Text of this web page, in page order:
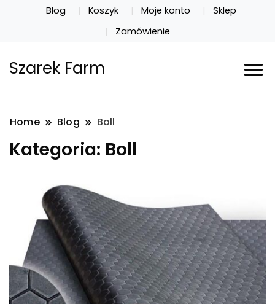
Blog Koszyk Moje konto
Sklep
Zamówienie
Szarek Farm
Home Blog Boll
Kategoria: Boll